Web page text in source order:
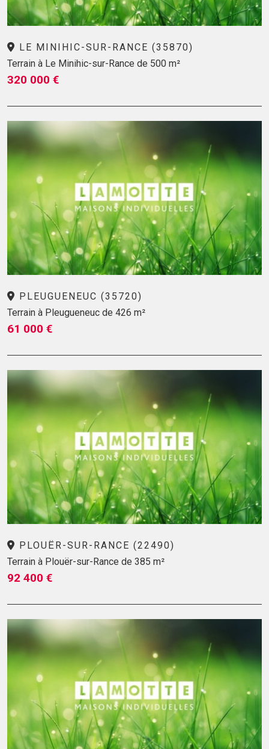
LE MINIHIC-SUR-RANCE (35870)
Terrain à Le Minihic-sur-Rance de 500 m²
320 000 €
PLEUGUENEUC (35720)
Terrain à Pleugueneuc de 426 m²
61 000 €
PLOUËR-SUR-RANCE (22490)
Terrain à Plouër-sur-Rance de 385 m²
92 400 €